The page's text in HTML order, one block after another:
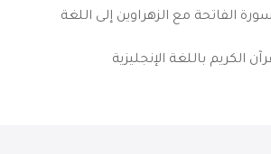
الفاتحة مع الزهراوين إلى اللغة
الكريم باللغة الإنجليزية